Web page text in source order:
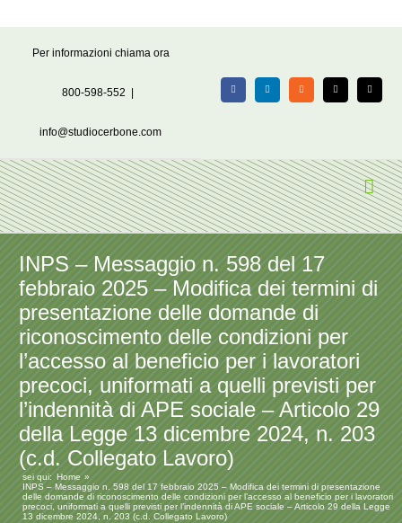
Per informazioni chiama ora
800-598-552
info@studiocerbone.com
FacebookLinkedIn Rss X Email
INPS – Messaggio n. 598 del 17
febbraio 2025 – Modifica dei termini di
presentazione delle domande di
riconoscimento delle condizioni per
l’accesso al beneficio per i lavoratori
precoci, uniformati a quelli previsti per
l’indennità di APE sociale – Articolo 29
della Legge 13 dicembre 2024, n. 203
(c.d. Collegato Lavoro)
sei qui:
Home
INPS – Messaggio n. 598 del 17 febbraio 2025 – Modifica dei termini di presentazione
delle domande di riconoscimento delle condizioni per l’accesso al beneficio per i lavoratori
precoci, uniformati a quelli previsti per l’indennità di APE sociale – Articolo 29 della Legge
13 dicembre 2024, n. 203 (c.d. Collegato Lavoro)